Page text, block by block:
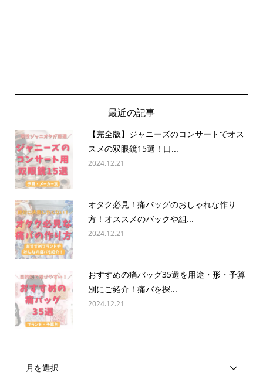
最近の記事
【完全版】ジャニーズのコンサートでオス
スメの双眼鏡15選！口...
2024.12.21
オタク必見！痛バッグのおしゃれな作り
方！オススメのバックや組...
2024.12.21
おすすめの痛バッグ35選を用途・形・予算
別にご紹介！痛バを探...
2024.12.21
月を選択